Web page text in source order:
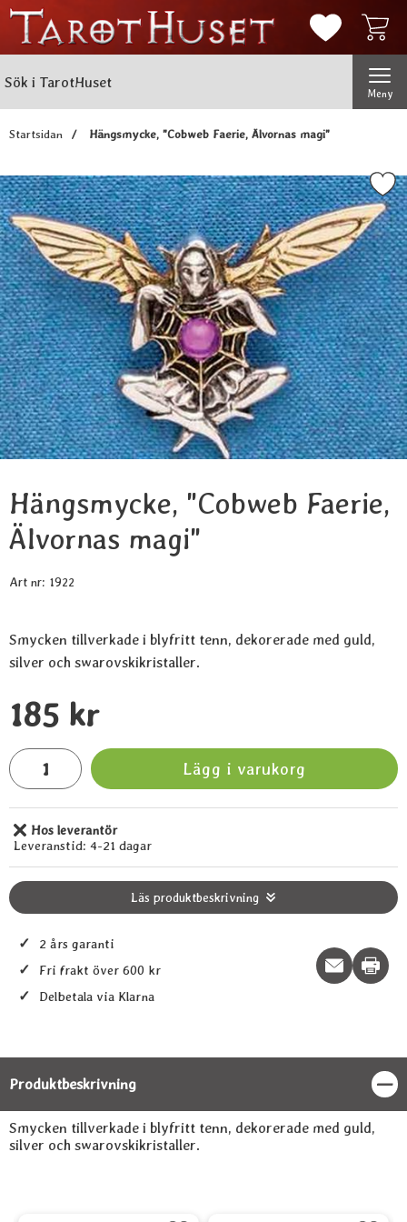
Mina
Meny
Startsidan Hängsmycke, "Cobweb Faerie, Älvornas magi"
Markera hängsmycke, "Cobweb
Hängsmycke, "Cobweb Faerie,
Älvornas magi"
Art nr: 1922
Smycken tillverkade i blyfritt tenn, dekorerade med guld,
silver och swarovskikristaller.
pris
185 kr
antal
Lägg i varukorg
Tillgänglighet:
Hos leverantör
Leveranstid: 4-21 dagar
Läs produktbeskrivning
✓ 2 års garanti
✓ Fri frakt över 600 kr
✓ Delbetala via Klarna
Print
Produktbeskrivning
Produktbeskrivning
Smycken tillverkade i blyfritt tenn, dekorerade med guld,
silver och swarovskikristaller.